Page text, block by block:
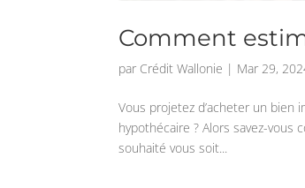
Comment
par Crédit Wallonie | Mar 29,
Vous projetez d’acheter un bien
hypothécaire ? Alors savez-
souhaité vous soit...